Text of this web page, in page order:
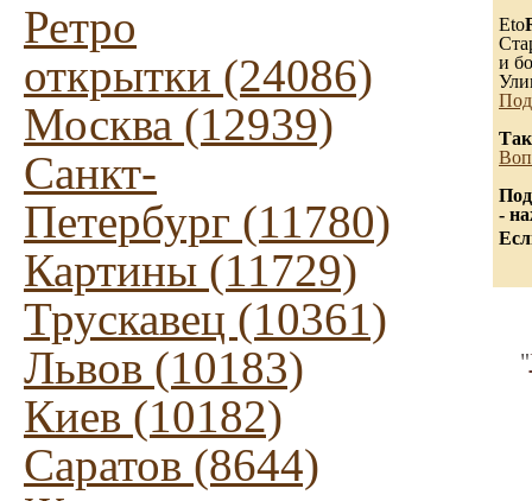
Ретро
открытки (24086)
Москва (12939)
Санкт-
Петербург (11780)
Картины (11729)
Трускавец (10361)
Львов (10183)
Киев (10182)
Саратов (8644)
Eto
и
-
"